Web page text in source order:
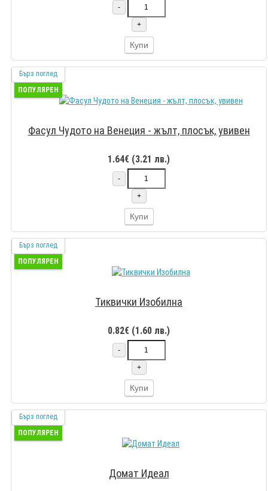
-
+
Купи
Бърз поглед
ПОПУЛЯРЕН
Фасул Чудото на Венеция - жълт, плосък, увивен
1.64€ (3.21 лв.)
-
+
Купи
Бърз поглед
ПОПУЛЯРЕН
Тиквички Изобилна
0.82€ (1.60 лв.)
-
+
Купи
Бърз поглед
ПОПУЛЯРЕН
Домат Идеал